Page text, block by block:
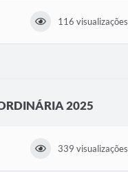
116 visualizações
2025
339 visualizações